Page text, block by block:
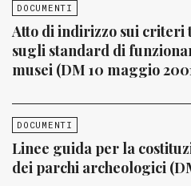
DOCUMENTI
Atto di indirizzo sui criteri
sugli standard di
musei (DM 10 maggio
DOCUMENTI
Linee guida per la
dei parchi archeologici